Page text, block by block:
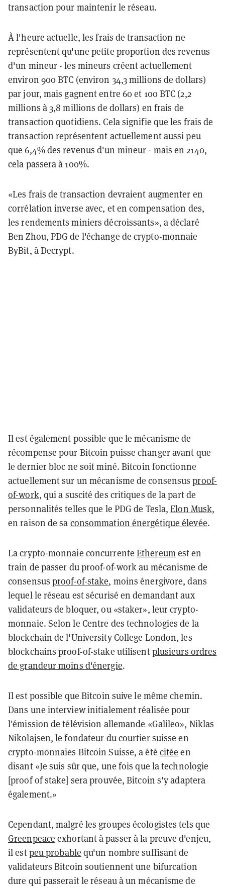
transaction pour maintenir le réseau.
À l'heure actuelle, les frais de transaction ne
représentent qu'une petite proportion des revenus
d'un mineur - les mineurs créent actuellement
environ 900 BTC (environ 34,3 millions de dollars)
par jour, mais gagnent entre 60 et 100 BTC (2,2
millions à 3,8 millions de dollars) en frais de
transaction quotidiens. Cela signifie que les frais de
transaction représentent actuellement aussi peu
que 6,4% des revenus d'un mineur - mais en 2140,
cela passera à 100%.
«Les frais de transaction devraient augmenter en
corrélation inverse avec, et en compensation des,
les rendements miniers décroissants», a déclaré
Ben Zhou, PDG de l'échange de crypto-monnaie
ByBit, à Decrypt.
Il est également possible que le mécanisme de
récompense pour Bitcoin puisse changer avant que
le dernier bloc ne soit miné. Bitcoin fonctionne
actuellement sur un mécanisme de consensusproof-
of-work, qui a suscité des critiques de la part de
personnalités telles que le PDG de Tesla,Elon Musk,
en raison de sa consommation énergétique élevée.
La crypto-monnaie concurrenteEthereumest en
train de passer du proof-of-work au mécanisme de
consensus proof-of-stake, moins énergivore, dans
lequel le réseau est sécurisé en demandant aux
validateurs de bloquer, ou «staker», leur crypto-
monnaie. Selon le Centre des technologies de la
blockchain de l'University College London, les
blockchains proof-of-stake utilisentplusieurs ordres
de grandeur moins d'énergie.
Il est possible que Bitcoin suive le même chemin.
Dans une interview initialement réalisée pour
l'émission de télévision allemande «Galileo», Niklas
Nikolajsen, le fondateur du courtier suisse en
crypto-monnaies Bitcoin Suisse, a été citée en
disant «Je suis sûr que, une fois que la technologie
[proof of stake] sera prouvée, Bitcoin s'y adaptera
également.»
Cependant, malgré les groupes écologistes tels que
Greenpeace exhortant à passer à la preuve d'enjeu,
il estpeu probable qu'un nombre suffisant de
validateurs Bitcoin soutiennent une bifurcation
dure qui passerait le réseau à un mécanisme de